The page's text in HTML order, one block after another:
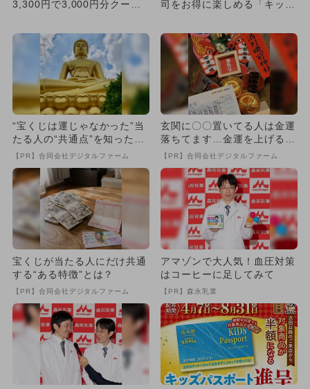
3,300円で3,000円分クーポ
司をお得に楽しめる「キッズ
“宝くじは運じゃなかった”当
たる人の“共通点”を知っただ
け
【PR】合同会社デジタルファーム
玄関に〇〇置いてる人は金運
落ちてます…金運を上げる方
法とは
【PR】合同会社デジタルファーム
宝くじが当たる人にだけ共通
する“ある特徴”とは？
【PR】合同会社デジタルファーム
アマゾンで大人気！血圧対策
はコーヒーに足してみて
【PR】森永乳業